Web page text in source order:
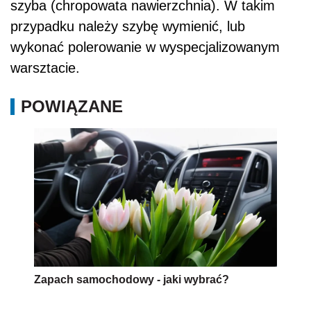
szyba (chropowata nawierzchnia). W takim
przypadku należy szybę wymienić, lub
wykonać polerowanie w wyspecjalizowanym
warsztacie.
POWIĄZANE
Zapach samochodowy - jaki wybrać?